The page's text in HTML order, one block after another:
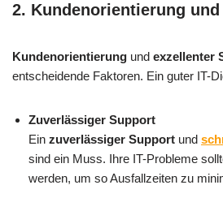
2. Kundenorientierung
Kundenorientierung und exzellenter
entscheidende Faktoren. Ein guter IT-
Zuverlässiger Support
Ein zuverlässiger Support und
sind ein Muss. Ihre IT-Probleme
werden, um so Ausfallzeiten zu